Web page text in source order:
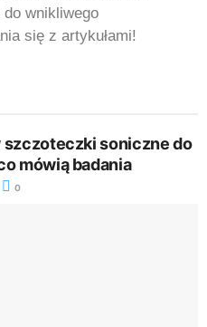
wnikliwego
się z artykułami!
soniczne do
mówią badania
0